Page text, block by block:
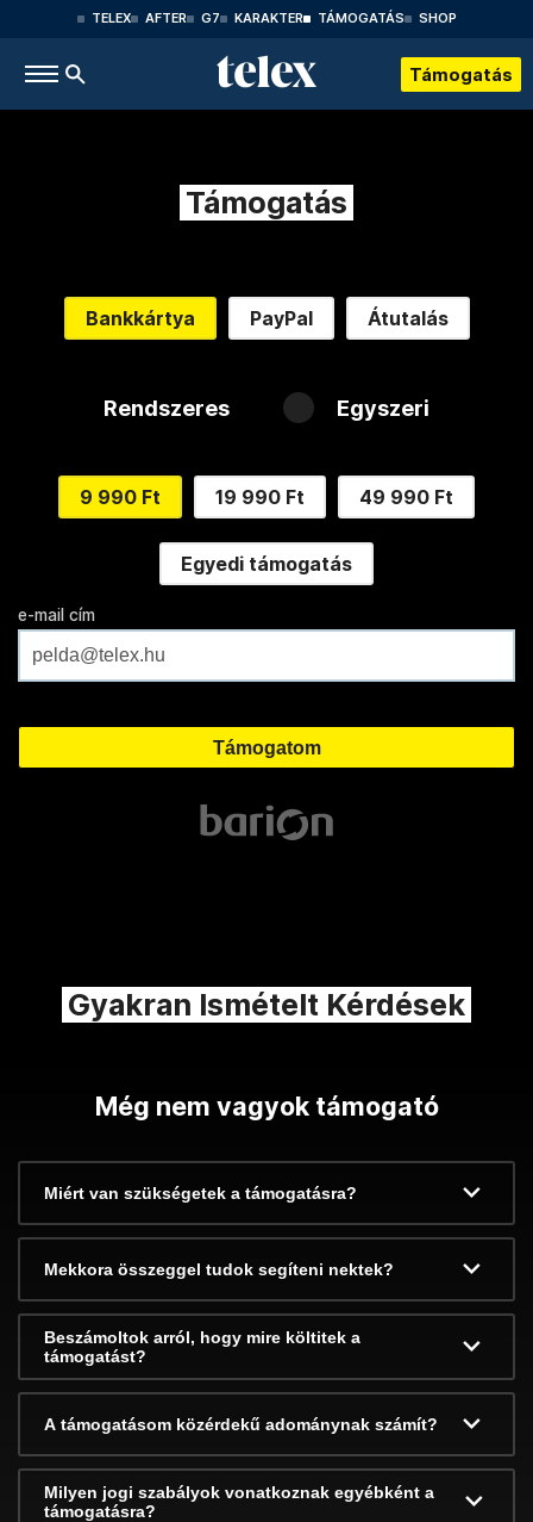
TELEX AFTER G7 KARAKTER TÁMOGATÁS SHOP
Támogatás
Támogatás
Bankkártya PayPal Átutalás
Rendszeres Egyszeri
9 990 Ft 19 990 Ft 49 990 Ft
Egyedi támogatás
e-mail cím
Gyakran Ismételt Kérdések
Még nem vagyok támogató
Miért van szükségetek a támogatásra?
Mekkora összeggel tudok segíteni nektek?
Beszámoltok arról, hogy mire költitek a
támogatást?
A támogatásom közérdekű adománynak számít?
Milyen jogi szabályok vonatkoznak egyébként a
támogatásra?